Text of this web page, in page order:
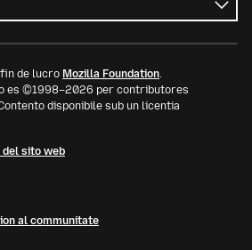
de lucro Mozilla Foundation
es ©1998–2026 per contributores
disponibile sub un licentia
sito web
al communitate